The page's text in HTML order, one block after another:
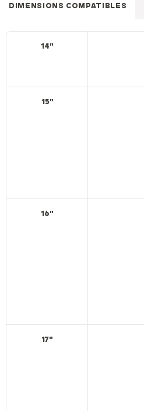
DIMENSIONS COMPATIBLES
14"
15"
16"
17"